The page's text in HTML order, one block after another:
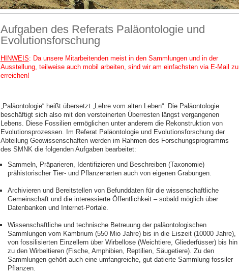
Aufgaben des Referats Paläontologie und
Evolutionsforschung
HINWEIS: Da unsere Mitarbeitenden meist in den Sammlungen und in der
Ausstellung, teilweise auch mobil arbeiten, sind wir am einfachsten via E-Mail zu
erreichen!
„Paläontologie“ heißt übersetzt „Lehre vom alten Leben“. Die Paläontologie
beschäftigt sich also mit den versteinerten Überresten längst vergangenen
Lebens. Diese Fossilien ermöglichen unter anderem die Rekonstruktion von
Evolutionsprozessen. Im Referat Paläontologie und Evolutionsforschung der
Abteilung Geowissenschaften werden im Rahmen des Forschungsprogramms
des SMNK die folgenden Aufgaben bearbeitet:
Sammeln, Präparieren, Identifizieren und Beschreiben (Taxonomie)
prähistorischer Tier- und Pflanzenarten auch von eigenen Grabungen.
Archivieren und Bereitstellen von Befunddaten für die wissenschaftliche
Gemeinschaft und die interessierte Öffentlichkeit – sobald möglich über
Datenbanken und Internet-Portale.
Wissenschaftliche und technische Betreuung der paläontologischen
Sammlungen vom Kambrium (550 Mio Jahre) bis in die Eiszeit (10000 Jahre),
von fossilisierten Einzellern über Wirbellose (Weichtiere, Gliederfüsser) bis hin
zu den Wirbeltieren (Fische, Amphibien, Reptilien, Säugetiere). Zu den
Sammlungen gehört auch eine umfangreiche, gut datierte Sammlung fossiler
Pflanzen.